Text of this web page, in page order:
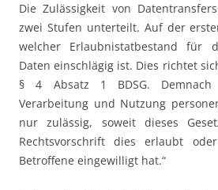
Die Zulässigkeit von
zwei Stufen unterteilt. Auf der
welcher Erlaubnistatbestand für
Daten einschlägig ist. Dies richtet
§ 4 Absatz 1 BDSG.
Verarbeitung und Nutzung
nur zulässig, soweit dieses
Rechtsvorschrift dies erlaubt
Betroffene eingewilligt hat.“